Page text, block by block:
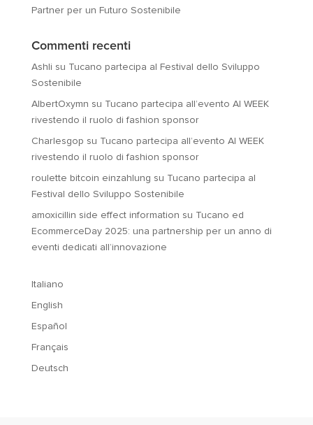
Partner per un Futuro Sostenibile
Commenti recenti
Ashli su Tucano partecipa al Festival dello Sviluppo
Sostenibile
AlbertOxymn su Tucano partecipa all’evento AI WEEK
rivestendo il ruolo di fashion sponsor
Charlesgop su Tucano partecipa all’evento AI WEEK
rivestendo il ruolo di fashion sponsor
roulette bitcoin einzahlung su Tucano partecipa al
Festival dello Sviluppo Sostenibile
amoxicillin side effect information su Tucano ed
EcommerceDay 2025: una partnership per un anno di
eventi dedicati all’innovazione
Italiano
English
Español
Français
Deutsch